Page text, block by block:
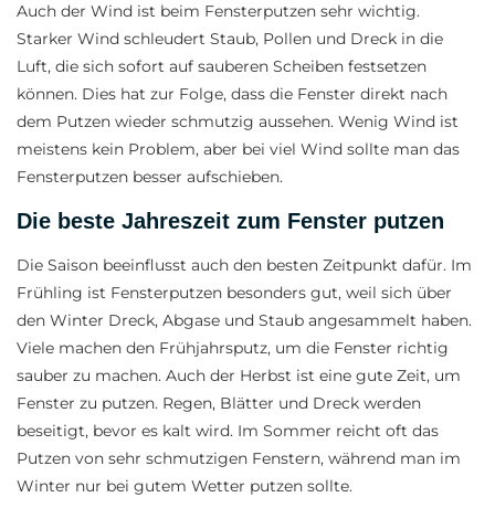
Auch der Wind ist beim Fensterputzen sehr wichtig.
Starker Wind schleudert Staub, Pollen und Dreck in die
Luft, die sich sofort auf sauberen Scheiben festsetzen
können. Dies hat zur Folge, dass die Fenster direkt nach
dem Putzen wieder schmutzig aussehen. Wenig Wind ist
meistens kein Problem, aber bei viel Wind sollte man das
Fensterputzen besser aufschieben.
Die beste Jahreszeit zum Fenster putzen
Die Saison beeinflusst auch den besten Zeitpunkt dafür. Im
Frühling ist Fensterputzen besonders gut, weil sich über
den Winter Dreck, Abgase und Staub angesammelt haben.
Viele machen den Frühjahrsputz, um die Fenster richtig
sauber zu machen. Auch der Herbst ist eine gute Zeit, um
Fenster zu putzen. Regen, Blätter und Dreck werden
beseitigt, bevor es kalt wird. Im Sommer reicht oft das
Putzen von sehr schmutzigen Fenstern, während man im
Winter nur bei gutem Wetter putzen sollte.